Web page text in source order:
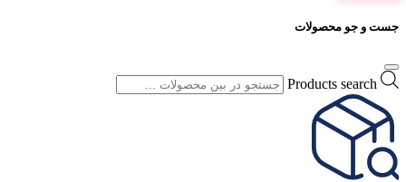
جست و جو محصولات
Products search